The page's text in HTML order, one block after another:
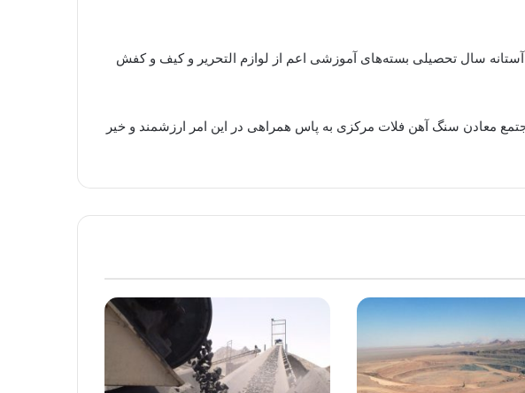
دانشجو تحت پوشش دارد که بنا دارد در آستانه سال تحصیلی بسته‌های آموزشی اعم از لوازم التحریر و کیف و کفش
معادن سنگ آهن فلات مرکزی به پاس همراهی در این امر ارزشمند و خیر